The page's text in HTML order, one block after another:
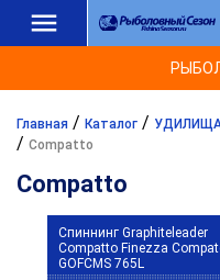
Главная / Каталог /
/ Compatto
Compatto
Спиннинг Graphiteleader
Compatto Finezza
GOFCMS 765L